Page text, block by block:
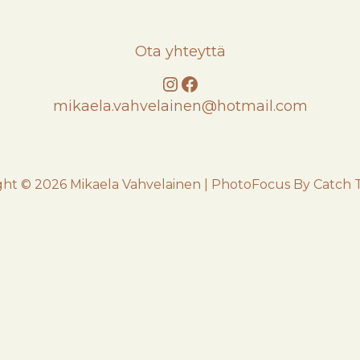
Ota yhteyttä
Instagram
Facebook
mikaela.vahvelainen@hotmail.com
© 2026 Mikaela Vahvelainen PhotoFocus By Catch